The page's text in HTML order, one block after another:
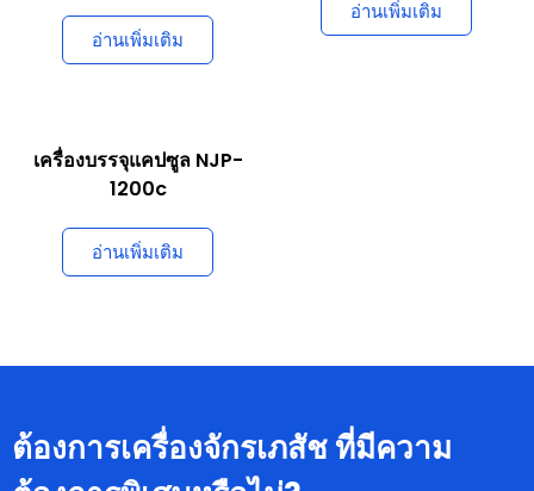
อ่านเพิ่มเติม
อ่านเพิ่มเติม
เครื่องบรรจุแคปซูล NJP-
อ่านเพิ่มเติม
ต้องการเครื่องจักรเภสัช ที่มีความ